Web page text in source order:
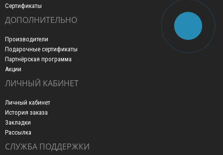
Сертификаты
ДОПОЛНИТЕЛЬНО
Производители
Подарочные сертификаты
Партнёрская программа
Акции
ЛИЧНЫЙ КАБИНЕТ
Личный кабинет
История заказа
Закладки
Рассылка
СЛУЖБА ПОДДЕРЖКИ